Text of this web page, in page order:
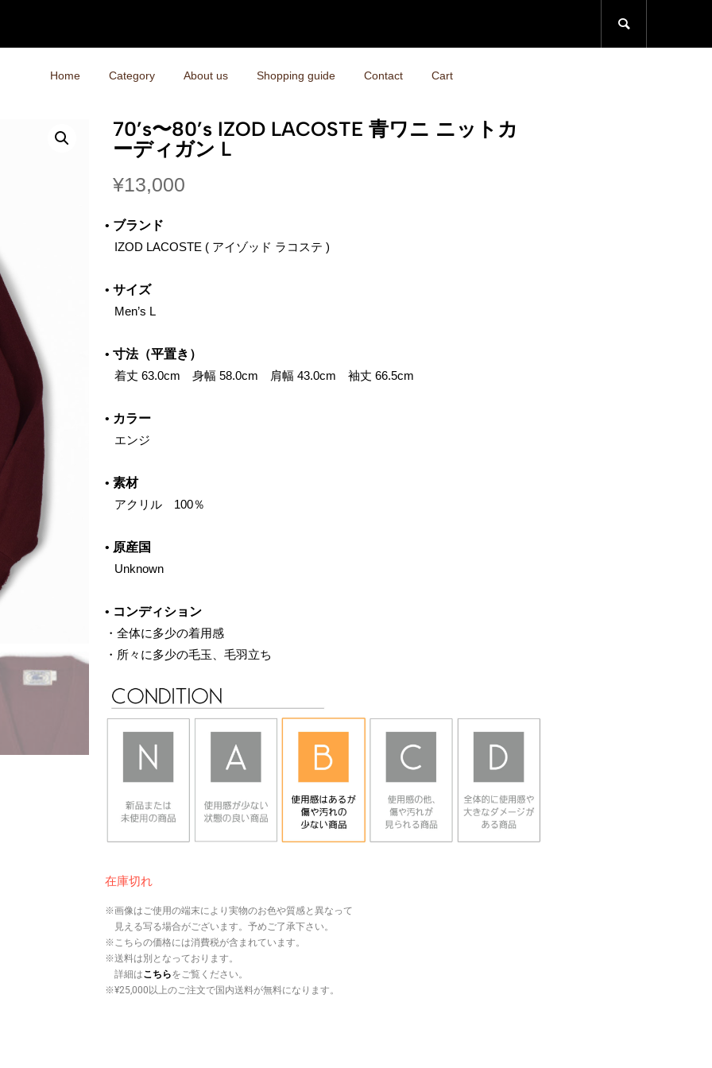

Home Category About us Shopping guide Contact Cart
70’s〜80’s IZOD LACOSTE 青ワニ ニットカ
ーディガン L
¥13,000
• ブランド
‌ IZOD LACOSTE ( アイゾッド ラコステ )
• サイズ
‌ Men’s L
• 寸法（平置き）
‌ 着丈 63.0cm 身幅 58.0cm 肩幅 43.0cm 袖丈 66.5cm
• カラー
‌ エンジ
• 素材
‌ アクリル 100％
• 原産国
‌ Unknown
• コンディション
・全体に多少の着用感
・所々に多少の毛玉、毛羽立ち
在庫切れ
※画像はご使用の端末により実物のお色や質感と異なって
見える写る場合がございます。予めご了承下さい。
※こちらの価格には消費税が含まれています。
※送料は別となっております。
詳細はこちらをご覧ください。
※¥25,000以上のご注文で国内送料が無料になります。